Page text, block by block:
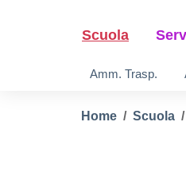
Scuola
Amm. Trasp.
Home Scuola